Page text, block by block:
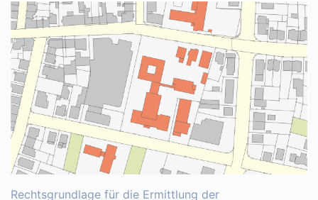
Rechtsgrundlage für die Ermittlung der